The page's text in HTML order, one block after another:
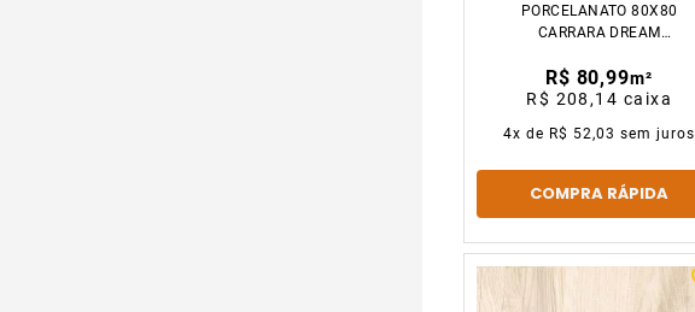
PORCELANATO 80X80
CARRARA DREAM
GAUDI
R$ 80,99m²
R$ 208,14 caixa
4x de R$ 52,03 sem juros
COMPRA RÁPIDA